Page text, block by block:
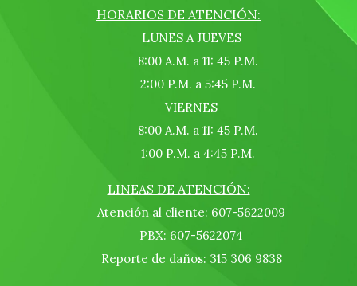
HORARIOS DE ATENCIÓN:
LUNES A JUEVES
8:00 A.M. a 11: 45 P.M.
2:00 P.M. a 5:45 P.M.
VIERNES
8:00 A.M. a 11: 45 P.M.
1:00 P.M. a 4:45 P.M.
LINEAS DE ATENCIÓN:
Atención al cliente: 607-5622009
PBX: 607-5622074
Reporte de daños: 315 306 9838